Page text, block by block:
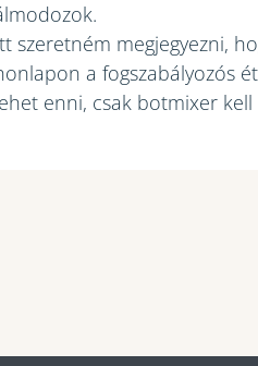
szeretném megjegyezni,
a fogszabályozós
enni, csak botmixer